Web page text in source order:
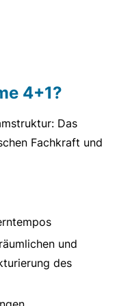
4+1?
Das
Fachkraft und
und
des